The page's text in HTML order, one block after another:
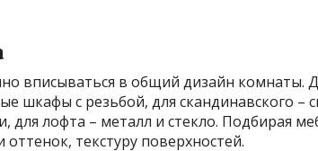
вписываться в общий дизайн комнаты.
шкафы с резьбой, для скандинавского –
для лофта – металл и стекло. Подбирая
текстуру поверхностей.